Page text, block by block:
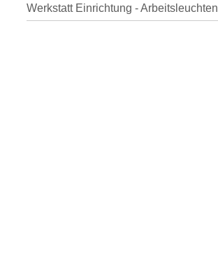
Werkstatt Einrichtung - Arbeitsleuchten